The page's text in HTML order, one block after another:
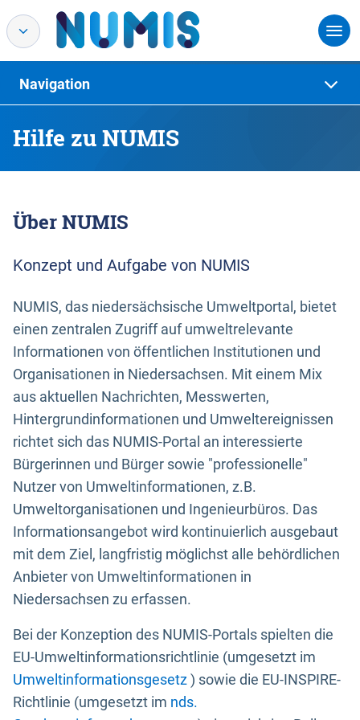
Hilfe zu NUMIS
Navigation
Über NUMIS
Konzept und Aufgabe von NUMIS
NUMIS, das niedersächsische Umweltportal, bietet
einen zentralen Zugriff auf umweltrelevante
Informationen von öffentlichen Institutionen und
Organisationen in Niedersachsen. Mit einem Mix
aus aktuellen Nachrichten, Messwerten,
Hintergrundinformationen und Umweltereignissen
richtet sich das NUMIS-Portal an interessierte
Bürgerinnen und Bürger sowie "professionelle"
Nutzer von Umweltinformationen, z.B.
Umweltorganisationen und Ingenieurbüros. Das
Informationsangebot wird kontinuierlich ausgebaut
mit dem Ziel, langfristig möglichst alle behördlichen
Anbieter von Umweltinformationen in
Niedersachsen zu erfassen.
Bei der Konzeption des NUMIS-Portals spielten die
EU-Umweltinformationsrichtlinie (umgesetzt im
Umweltinformationsgesetz) sowie die EU-INSPIRE-
Richtlinie (umgesetzt im nds.